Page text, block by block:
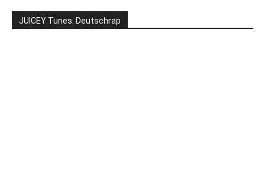
JUICEY Tunes: Deutschrap